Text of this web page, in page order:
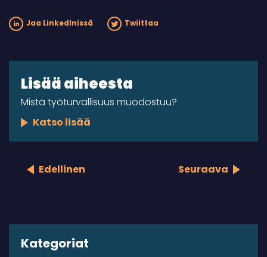
Jaa LinkedInissä Twiittaa
Lisää aiheesta
Mistä työturvallisuus muodostuu?
Katso lisää
Edellinen Seuraava
Kategoriat